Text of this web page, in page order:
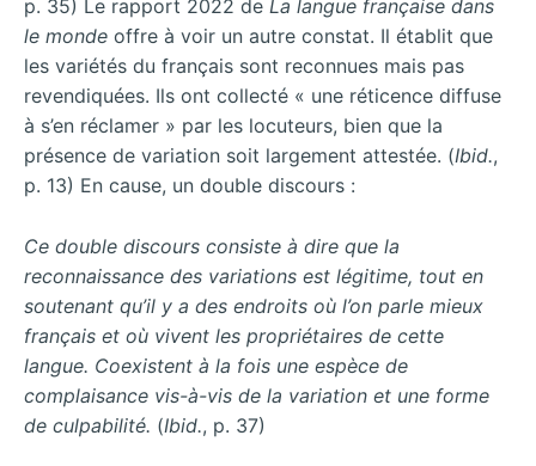
p. 35) Le rapport 2022 de La langue française dans
le monde offre à voir un autre constat. Il établit que
les variétés du français sont reconnues mais pas
revendiquées. Ils ont collecté « une réticence diffuse
à s’en réclamer » par les locuteurs, bien que la
présence de variation soit largement attestée. (Ibid.,
p. 13) En cause, un double discours :
Ce double discours consiste à dire que la
reconnaissance des variations est légitime, tout en
soutenant qu’il y a des endroits où l’on parle mieux
français et où vivent les propriétaires de cette
langue. Coexistent à la fois une espèce de
complaisance vis-à-vis de la variation et une forme
de culpabilité. (Ibid., p. 37)